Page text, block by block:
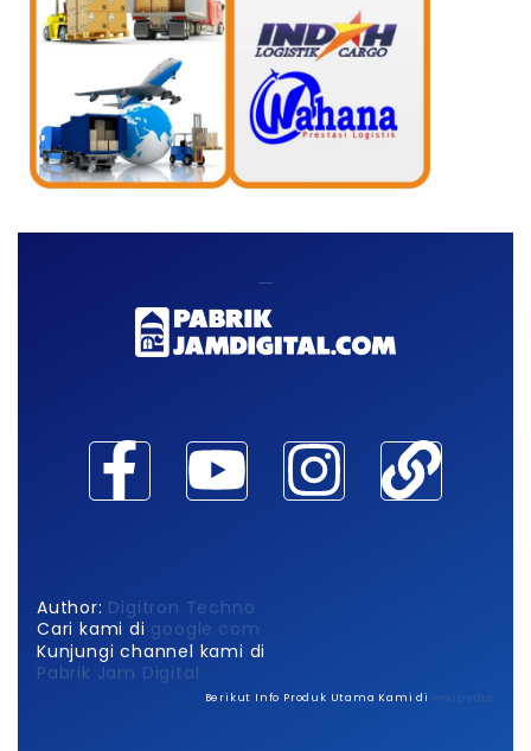
Author: Digitron Techno
Cari kami di google.com
Kunjungi channel kami di
Pabrik Jam Digital
Berikut Info Produk Utama Kami di wikipedia